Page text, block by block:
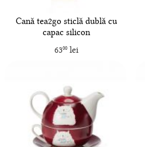
Cană tea2go sticlă dublă cu
capac silicon
6300lei